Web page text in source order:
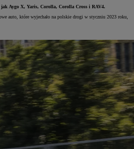
Aygo X, Yaris, Corolla, Corolla Cross i RAV4.
auto, które wyjechało na polskie drogi w styczniu 2023 roku,